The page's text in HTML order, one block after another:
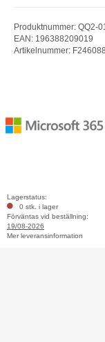
Produktnummer: QQ2-
EAN: 196388209019
Artikelnummer:
Lagerstatus:
0 stk. i lager
Förväntas vid beställning:
19/08-2026
Mer leveransinformation